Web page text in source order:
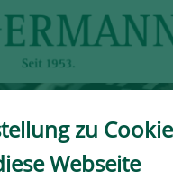
Gruppe >Newsroom>
zu
Webseite